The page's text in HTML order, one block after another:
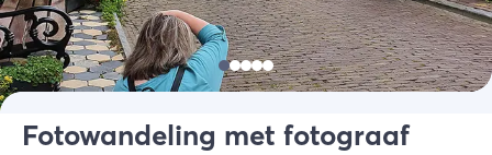
Wanneer
Selecteer datum
Alle types
Fotowandeling met fotograaf